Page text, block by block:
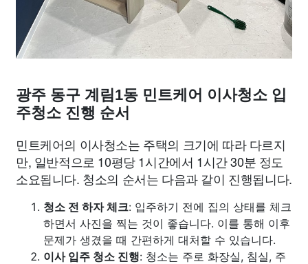
광주 동구 계림1동 민트케어 이사청소 입
주청소 진행 순서
민트케어의 이사청소는 주택의 크기에 따라 다르지
만, 일반적으로 10평당 1시간에서 1시간 30분 정도
소요됩니다. 청소의 순서는 다음과 같이 진행됩니다.
청소 전 하자 체크: 입주하기 전에 집의 상태를 체크
하면서 사진을 찍는 것이 좋습니다. 이를 통해 이후
문제가 생겼을 때 간편하게 대처할 수 있습니다.
이사 입주 청소 진행: 청소는 주로 화장실, 침실, 주